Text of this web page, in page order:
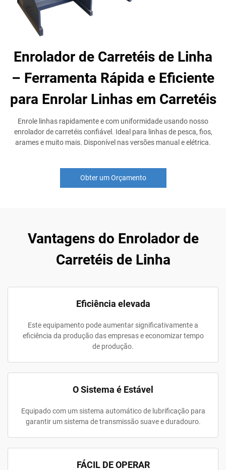
Enrolador de Carretéis de Linha
– Ferramenta Rápida e Eficiente
para Enrolar Linhas em Carretéis
Enrole linhas rapidamente e com uniformidade usando nosso
enrolador de carretéis confiável. Ideal para linhas de pesca, fios,
arames e muito mais. Disponível nas versões manual e elétrica.
Obter um Orçamento
Vantagens do Enrolador de
Carretéis de Linha
Eficiência elevada
Este equipamento pode aumentar significativamente a
eficiência da produção das empresas e economizar tempo
de produção.
O Sistema é Estável
Equipado com um sistema automático de lubrificação para
garantir um sistema de transmissão suave e duradouro.
FÁCIL DE OPERAR